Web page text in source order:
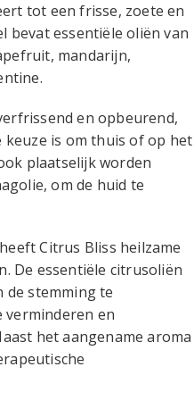
tot een frisse, zoete en
bevat essentiële oliën van
mandarijn,
en opbeurend,
is om thuis of op het
plaatselijk worden
om de huid te
Citrus Bliss heilzame
De essentiële citrusoliën
de stemming te
en
het aangename aroma